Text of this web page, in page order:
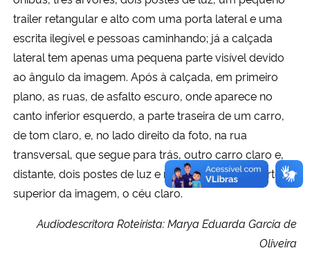
trailer retangular e alto com uma porta lateral e uma
escrita ilegível e pessoas caminhando; já a calçada
lateral tem apenas uma pequena parte visível devido
ao ângulo da imagem. Após à calçada, em primeiro
plano, as ruas, de asfalto escuro, onde aparece no
canto inferior esquerdo, a parte traseira de um carro,
de tom claro, e, no lado direito da foto, na rua
transversal, que segue para trás, outro carro claro e,
distante, dois postes de luz e mais edifícios. Na parte
superior da imagem, o céu claro.
Audiodescritora Roteirista: Marya Eduarda Garcia de
Oliveira